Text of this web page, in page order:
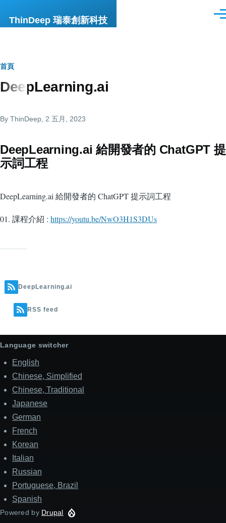
ThinDeep 瑞泰創新科技
選
導
航
結
首頁
DeepLearning.ai
By ThinDeep , 2 五月, 2023
DeepLearning.ai 給開發者的 ChatGPT 提
示詞工程
DeepLearning.ai 給開發者的 ChatGPT 提示詞工程
01. 課程介紹 : https://youtu.be/NwO3H1S3DUs
DeepLearning.ai
RSS feed
Language switcher
English
Chinese, Simplified
Chinese, Traditional
Japanese
German
French
Korean
Italian
Russian
Portuguese, Brazil
Spanish
Powered by Drupal